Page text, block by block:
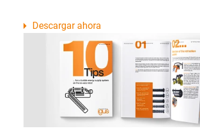
Descargar ahora